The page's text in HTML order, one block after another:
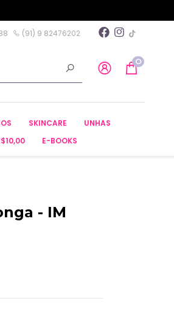
(91) 9 82476202
0
SKINCARE
UNHAS
E-BOOKS
- IM